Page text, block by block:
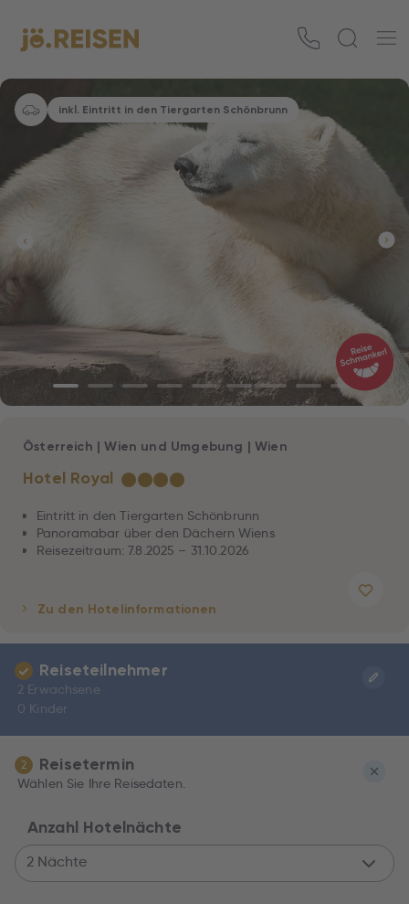
inkl. Eintritt in den Tiergarten Schönbrunn
Hotel Royal ★★★★
Österreich |Wien und Umgebung | Wien
Eintritt in den Tiergarten Schönbrunn
Panoramabar über den Dächern Wiens
Reisezeitraum: 7.8.2025 – 31.10.2026
Zu den Hotelinformationen
Reiseteilnehmer
2 Erwachsene
0 Kinder
2 Reisetermin
Wählen Sie Ihre Reisedaten.
Anzahl Hotelnächte
2 Nächte